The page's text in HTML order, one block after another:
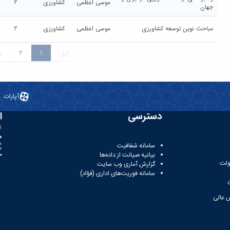
جهان
موسی اعظمی کشاورزی 2
مباحث نوین توسعه کشاورزی موسی اعظمی کشاورزی 2
قبل 1
2
آپارات
عالی
دسترسی
سامانه شفافیت
بیانیه صیانت از داده‌ها
گزارش آماری وب‌ سایت
سامانه فوریت‌های اداری (فؤاد)